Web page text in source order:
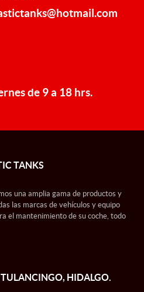
de 9 a 18 hrs.
TANKS
una amplia gama de productos y
las marcas de vehículos y equipo
el mantenimiento de su coche, todo
HIDALGO.